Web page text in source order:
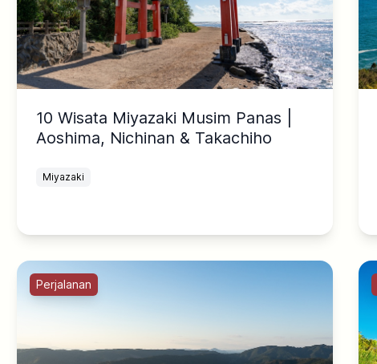
10 Wisata Miyazaki Musim Panas |
Aoshima, Nichinan & Takachiho
Miyazaki
Perjalanan